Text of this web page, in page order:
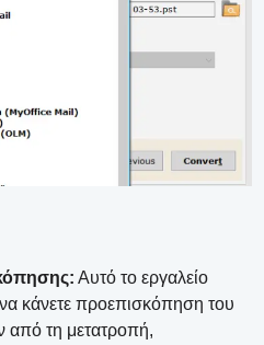
Αυτό το εργαλείο
κάνετε προεπισκόπηση του
από τη μετατροπή,